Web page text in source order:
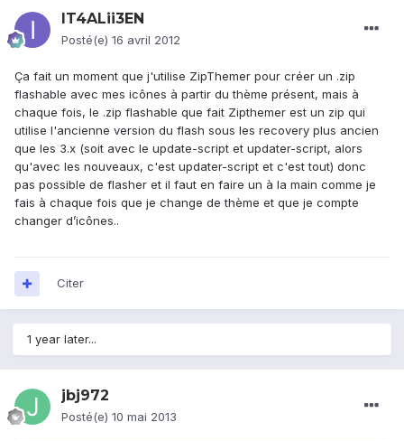
IT4ALii3EN
Posté(e) 16 avril 2012
Ça fait un moment que j'utilise ZipThemer pour créer un .zip
flashable avec mes icônes à partir du thème présent, mais à
chaque fois, le .zip flashable que fait Zipthemer est un zip qui
utilise l'ancienne version du flash sous les recovery plus ancien
que les 3.x (soit avec le update-script et updater-script, alors
qu'avec les nouveaux, c'est updater-script et c'est tout) donc
pas possible de flasher et il faut en faire un à la main comme je
fais à chaque fois que je change de thème et que je compte
changer d’icônes..
Citer
1 year later...
jbj972
Posté(e) 10 mai 2013